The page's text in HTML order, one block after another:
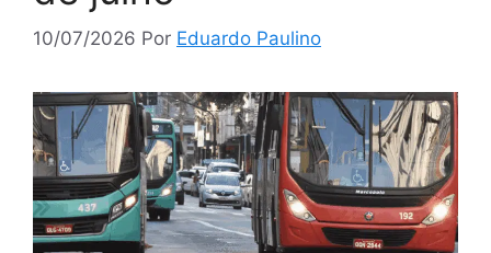
10/07/2026 Por Eduardo Paulino